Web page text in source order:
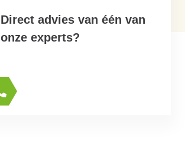
Direct advies van één van
onze experts?